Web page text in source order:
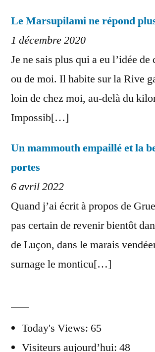
Le Marsupilami ne répond
1 décembre 2020
Je ne sais plus qui a eu l’idée de
ou de moi. Il habite sur la Rive
loin de chez moi, au-delà du
Impossib[…]
Un mammouth empaillé et la
portes
6 avril 2022
Quand j’ai écrit à propos de
pas certain de revenir bientôt
de Luçon, dans le marais
surnage le monticu[…]
Today's Views: 65
Visiteurs aujourd’hui: 48